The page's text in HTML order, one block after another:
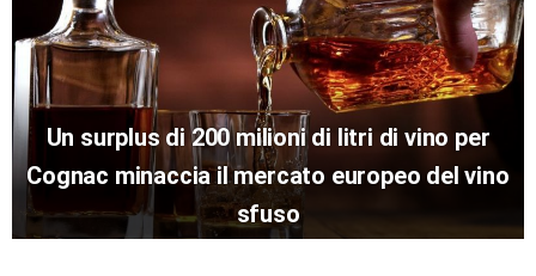
Un surplus di 200 milioni di litri di vino per
Cognac minaccia il mercato europeo del vino
sfuso